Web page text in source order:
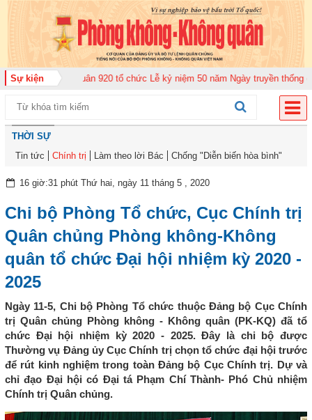
Sự kiện
đoàn Không quân 920 tổ chức Lễ kỷ niệm 50 năm Ngày truyền thống (12-11-
THỜI SỰ
Tin tức
Chính trị Làm theo lời Bác Chống "Diễn biến hòa bình"
16 giờ:31 phút Thứ hai, ngày 11 tháng 5 , 2020
Chi bộ Phòng Tổ chức, Cục Chính trị
Quân chủng Phòng không-Không
quân tổ chức Đại hội nhiệm kỳ 2020 -
2025
Ngày 11-5, Chi bộ Phòng Tổ chức thuộc Đảng bộ Cục Chính
trị Quân chủng Phòng không - Không quân (PK-KQ) đã tổ
chức Đại hội nhiệm kỳ 2020 - 2025. Đây là chi bộ được
Thường vụ Đảng ủy Cục Chính trị chọn tổ chức đại hội trước
để rút kinh nghiệm trong toàn Đảng bộ Cục Chính trị. Dự và
chỉ đạo Đại hội có Đại tá Phạm Chí Thành- Phó Chủ nhiệm
Chính trị Quân chủng.